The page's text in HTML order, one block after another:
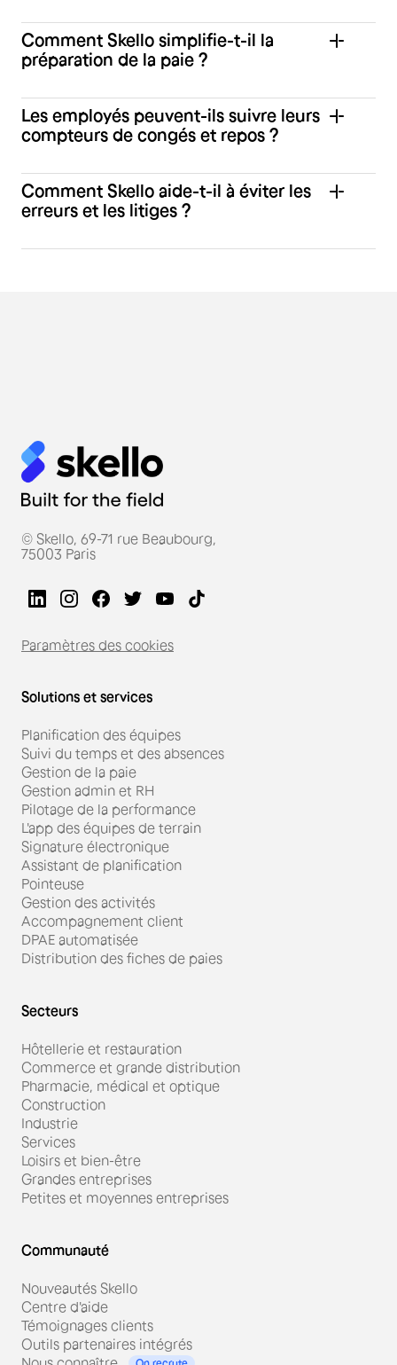
Comment Skello simplifie-t-il la
préparation de la paie ?
Les employés peuvent-ils suivre leurs
compteurs de congés et repos ?
Comment Skello aide-t-il à éviter les
erreurs et les litiges ?
© Skello, 69-71 rue Beaubourg,
75003 Paris
Paramètres des cookies
Solutions et services
Planification des équipes
Suivi du temps et des absences
Gestion de la paie
Gestion admin et RH
Pilotage de la performance
L'app des équipes de terrain
Signature électronique
Assistant de planification
Pointeuse
Gestion des activités
Accompagnement client
DPAE automatisée
Distribution des fiches de paies
Secteurs
Hôtellerie et restauration
Commerce et grande distribution
Pharmacie, médical et optique
Construction
Industrie
Services
Loisirs et bien-être
Grandes entreprises
Petites et moyennes entreprises
Communauté
Nouveautés Skello
Centre d'aide
Témoignages clients
Outils partenaires intégrés